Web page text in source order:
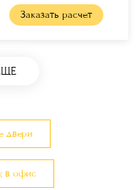
Заказать расчет
двери
в офис